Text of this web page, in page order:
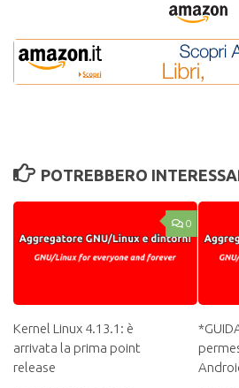
POTREBBERO
0
Kernel Linux 4.13.1: è
arrivata la prima point
release